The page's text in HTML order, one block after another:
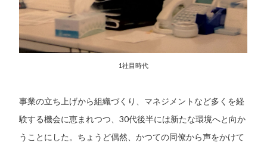
1社目時代
事業の立ち上げから組織づくり、マネジメントなど多くを経
験する機会に恵まれつつ、30代後半には新たな環境へと向か
うことにした。ちょうど偶然、かつての同僚から声をかけて